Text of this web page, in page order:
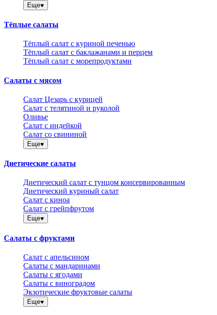
Еще
Тёплые салаты
Тёплый салат с куриной печенью
Тёплый салат с баклажанами и перцем
Тёплый салат с морепродуктами
Салаты с мясом
Салат Цезарь с курицей
Салат с телятиной и руколой
Оливье
Салат с индейкой
Салат со свининой
Еще
Диетические салаты
Диетический салат с тунцом консервированным
Диетический куриный салат
Салат с киноа
Салат с грейпфрутом
Еще
Салаты с фруктами
Салат с апельсином
Салаты с мандаринами
Салаты с ягодами
Салаты с виноградом
Экзотические фруктовые салаты
Еще